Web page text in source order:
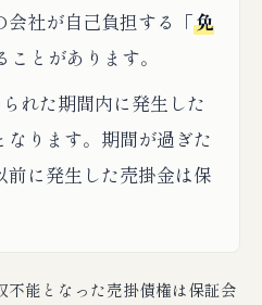
会社が自己負担する「免
ことがあります。
れた期間内に発生した
ります。期間が過ぎた
に発生した売掛金は保
能となった売掛債権は保証会